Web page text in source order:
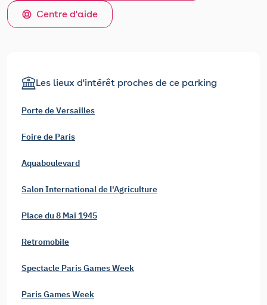
Centre d'aide
Les lieux d'intérêt proches de ce parking
Porte de Versailles
Foire de Paris
Aquaboulevard
Salon International de l'Agriculture
Place du 8 Mai 1945
Retromobile
Spectacle Paris Games Week
Paris Games Week